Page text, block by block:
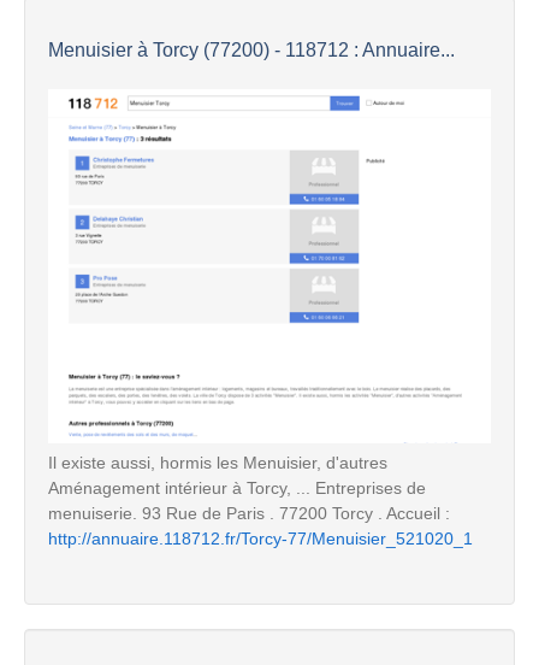
Menuisier à Torcy (77200) - 118712 : Annuaire...
Il existe aussi, hormis les Menuisier, d'autres
Aménagement intérieur à Torcy, ... Entreprises de
menuiserie. 93 Rue de Paris . 77200 Torcy . Accueil :
http://annuaire.118712.fr/Torcy-77/Menuisier_521020_1